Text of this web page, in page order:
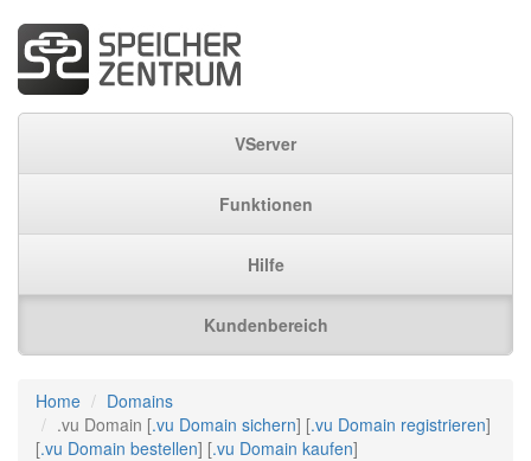
VServer
Funktionen
Hilfe
Kundenbereich
Home
Domains
.vu Domain [.vu Domain sichern] [.vu Domain registrieren]
[.vu Domain bestellen] [.vu Domain kaufen]